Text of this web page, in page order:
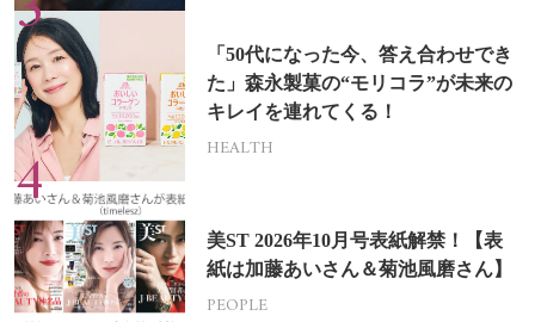
「50代になった今、答え合わせでき
た」森永製菓の“モリコラ”が未来の
キレイを連れてくる！
HEALTH
美ST 2026年10月号表紙解禁！【表
紙は加藤あいさん＆菊池風磨さん】
PEOPLE